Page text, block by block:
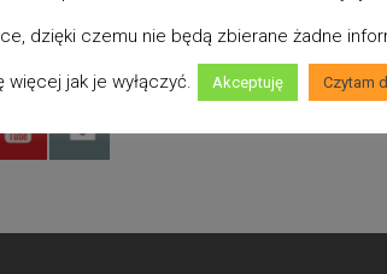
dzięki czemu nie będą zbierane żadne
więcej jak je wyłączyć. Akceptuję Czytam